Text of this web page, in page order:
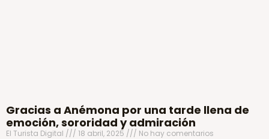
Gracias a Anémona por una tarde llena de
emoción, sororidad y admiración
El Turista Digital 18 abril, 2025 No hay comentarios